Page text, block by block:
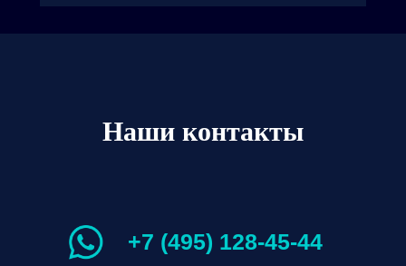
Наши контакты
+7 (495) 128-45-44